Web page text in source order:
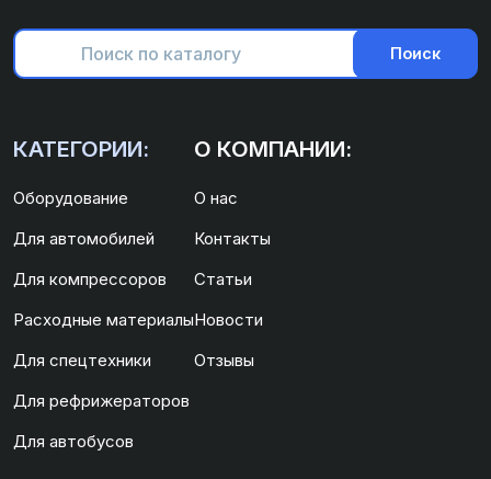
Поиск
КАТЕГОРИИ:
Оборудование
Для автомобилей
Для компрессоров
Расходные материалы
Для спецтехники
Для рефрижераторов
Для автобусов
О КОМПАНИИ:
О нас
Контакты
Статьи
Новости
Отзывы